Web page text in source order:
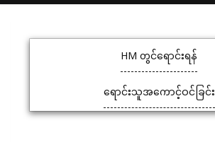
HM တွင်ရောင်းရန်
ရောင်းသူအကောင့်ဝင်ခြင်း